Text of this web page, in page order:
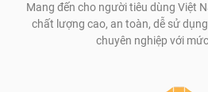
Mang đến cho người tiêu dùng Việt
chất lượng cao, an toàn, dễ sử
chuyên nghiệp với